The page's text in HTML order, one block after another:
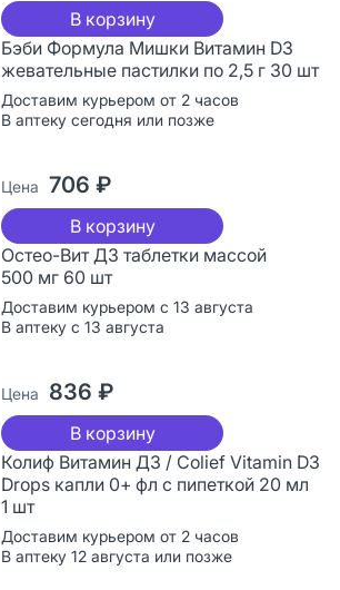
В корзину
Бэби Формула Мишки Витамин D3
жевательные пастилки по 2,5 г 30 шт
Доставим курьером от 2 часов
В аптеку сегодня или позже
Цена 706 ₽
В корзину
Остео-Вит Д3 таблетки массой
500 мг 60 шт
Доставим курьером с 13 августа
В аптеку с 13 августа
Цена 836 ₽
В корзину
Колиф Витамин Д3 / Colief Vitamin D3
Drops капли 0+ фл с пипеткой 20 мл
1 шт
Доставим курьером от 2 часов
В аптеку 12 августа или позже